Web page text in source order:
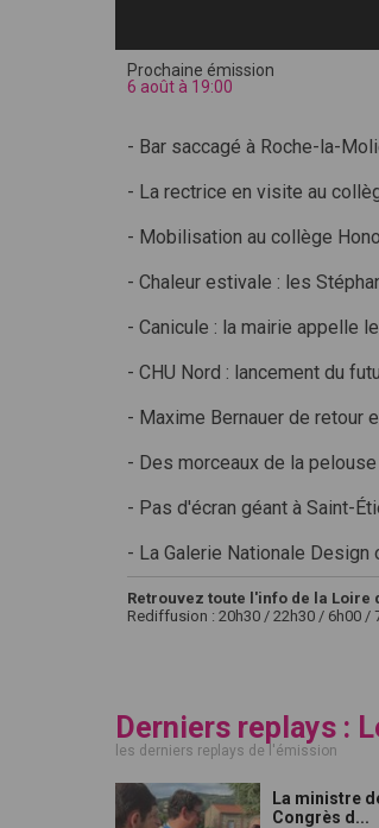
Prochaine émission
6 août à 19:00
- Bar saccagé à Roche-la-
- La rectrice en visite au
- Mobilisation au collège
- Chaleur estivale : les
- Canicule : la mairie appelle
- CHU Nord : lancement du
- Maxime Bernauer de retour
- Des morceaux de la
- Pas d'écran géant à Saint-
- La Galerie Nationale Design
Retrouvez toute l'info de la Loire
Rediffusion : 20h30 / 22h30 / 6h00 /
Derniers replays :
les derniers replays de l'émission
La ministre
Congrès d...